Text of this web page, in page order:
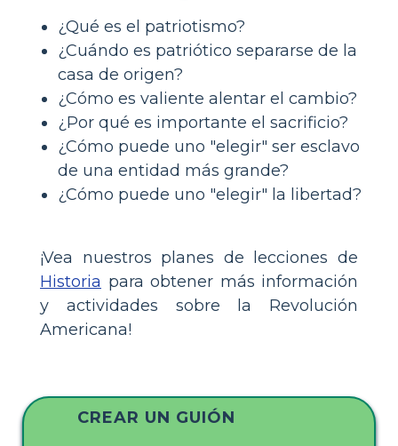
¿Qué es el patriotismo?
¿Cuándo es patriótico separarse de la
casa de origen?
¿Cómo es valiente alentar el cambio?
¿Por qué es importante el sacrificio?
¿Cómo puede uno "elegir" ser esclavo
de una entidad más grande?
¿Cómo puede uno "elegir" la libertad?
¡Vea nuestros planes de lecciones de
Historia para obtener más información
y actividades sobre la Revolución
Americana!
CREAR UN GUIÓN